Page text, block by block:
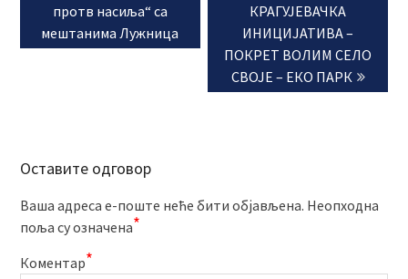
протв насиља“ са
мештанима Лужница
КРАГУЈЕВАЧКА
ИНИЦИЈАТИВА –
ПОКРЕТ ВОЛИМ СЕЛО
СВОЈЕ – ЕКО ПАРК
Оставите одговор
Ваша адреса е-поште неће бити објављена. Неопходна
поља су означена*
Коментар*